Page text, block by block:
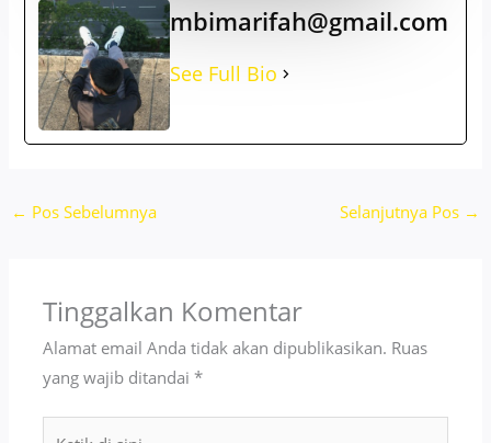
mbimarifah@gmail.com
See Full Bio
← Pos Sebelumnya Selanjutnya Pos →
Tinggalkan Komentar
Alamat email Anda tidak akan dipublikasikan. Ruas
yang wajib ditandai*